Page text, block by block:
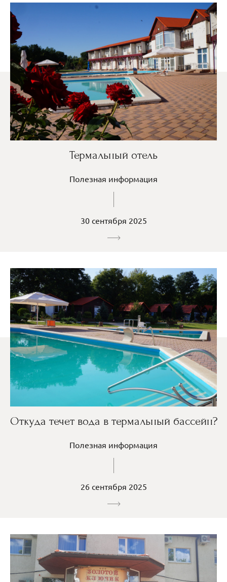
Термальный отель
Полезная информация
30 сентября 2025
Откуда течет вода в термальный бассейн?
Полезная информация
26 сентября 2025